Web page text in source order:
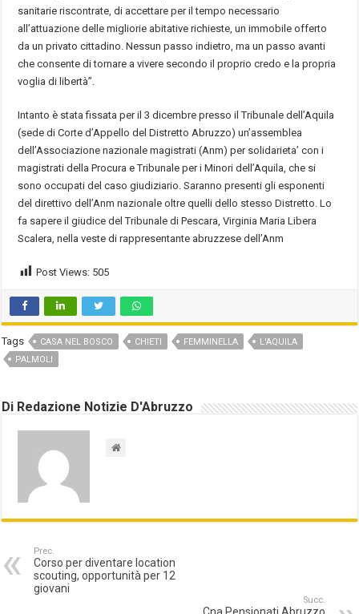
sanitarie riscontrate, di accettare per il tempo necessario
all’attuazione delle migliorie abitative richieste, un immobile offerto
da un privato cittadino. Nessun passo indietro, ma un passo avanti
che consente di tornare a vivere secondo il proprio credo e la propria
voglia di libertà”.
Intanto è stata fissata per il 3 dicembre presso il Tribunale dell’Aquila
(sede di Corte d’Appello del Distretto Abruzzo) un’assemblea
dell’Associazione nazionale magistrati (Anm) per solidarieta’ con i
magistrati della Procura e Tribunale per i Minori dell’Aquila, che si
sono occupati del caso giudiziario. Saranno presenti gli esponenti
del direttivo dell’Anm nazionale oltre quelli dello stesso Distretto. Lo
fa sapere il giudice del Tribunale di Pescara, Virginia Maria Libera
Scalera, nella veste di rappresentante abruzzese dell’Anm
Post Views: 505
Tags CASA NEL BOSCO CHIETI FEMMINELLA
L'AQUILA
PALMOLI
Di Redazione Notizie D'Abruzzo
Prec.
Corso per diventare location
scouting, opportunità per 12
giovani
Succ.